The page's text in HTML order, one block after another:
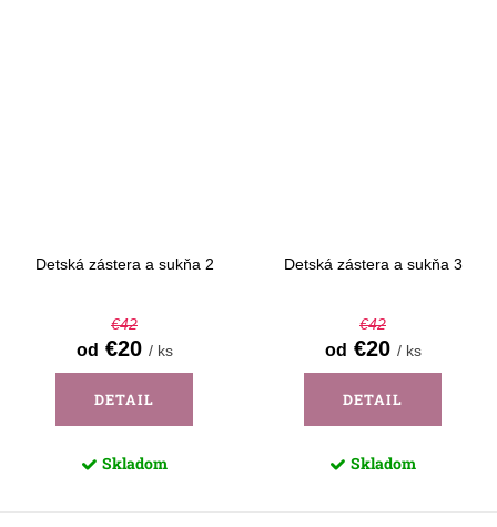
Detská zástera a sukňa 2
€42
od €20 / ks
DETAIL
Skladom
Detská zástera a sukňa 3
€42
od €20 / ks
DETAIL
Skladom